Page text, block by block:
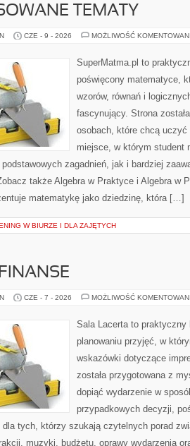
TEMATY
CZE - 9 - 2026 MOŻLIWOŚĆ
SuperMatma.pl to
poświęcony matematyce,
wzorów, równań i
fascynujący. Strona
osobach, które chcą
miejsce, w którym student
zagadnień, jak i bardziej
także Algebra w Praktyce i Algebra w
matematykę jako dziedzinę, która […]
W BIURZE I DLA ZAJĘTYCH
CZE - 7 - 2026 MOŻLIWOŚĆ
Sala Lacerta to praktyczny
planowaniu przyjęć, w
wskazówki dotyczące
została przygotowana z
dopiąć wydarzenie w
przypadkowych decyzji,
dla tych, którzy szukają czytelnych porad
muzyki, budżetu, oprawy wydarzenia